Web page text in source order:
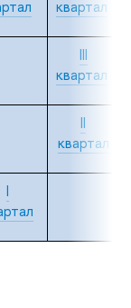
квартал
III
квартал
II
квартал
I